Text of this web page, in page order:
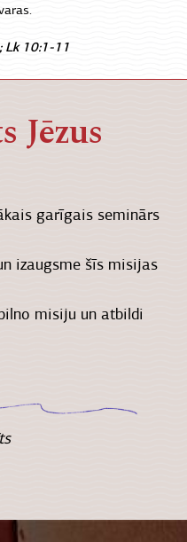
Lk 10:1-11
Jēzus
garīgais seminārs
izaugsme šīs misijas
misiju un atbildi